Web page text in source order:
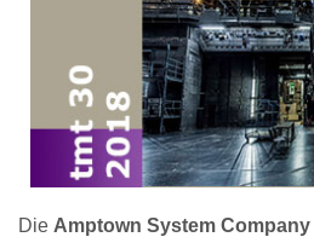
Die Amptown System Company